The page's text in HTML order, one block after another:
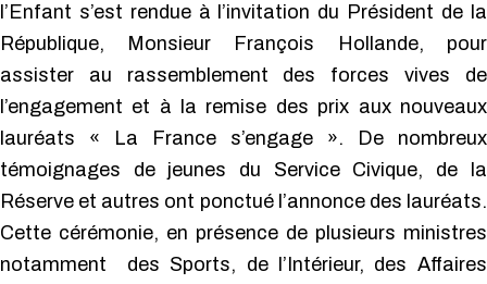
l’Enfant s’est rendue à l’invitation du Président de la
République, Monsieur François Hollande, pour
assister au rassemblement des forces vives de
l’engagement et à la remise des prix aux nouveaux
lauréats « La France s’engage ».
De nombreux
témoignages de jeunes du Service Civique, de la
Réserve et autres ont ponctué l’annonce des lauréats.
Cette cérémonie, en présence de plusieurs ministres
notamment des Sports, de l’Intérieur, des Affaires